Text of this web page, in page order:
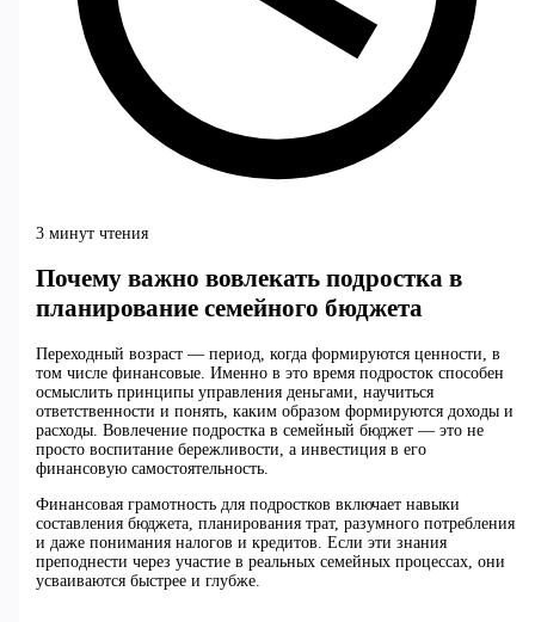
3 минут чтения
Почему важно вовлекать подростка в
планирование семейного бюджета
Переходный возраст — период, когда формируются ценности, в
том числе финансовые. Именно в это время подросток способен
осмыслить принципы управления деньгами, научиться
ответственности и понять, каким образом формируются доходы и
расходы. Вовлечение подростка в семейный бюджет — это не
просто воспитание бережливости, а инвестиция в его
финансовую самостоятельность.
Финансовая грамотность для подростков включает навыки
составления бюджета, планирования трат, разумного потребления
и даже понимания налогов и кредитов. Если эти знания
преподнести через участие в реальных семейных процессах, они
усваиваются быстрее и глубже.